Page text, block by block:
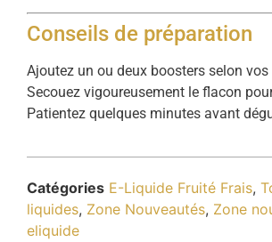
Conseils de préparation
Ajoutez un ou deux boosters selon vos
Secouez vigoureusement le flacon
Patientez quelques minutes avant
Catégories E-Liquide Fruité Frais,
liquides, Zone Nouveautés, Zone
eliquide